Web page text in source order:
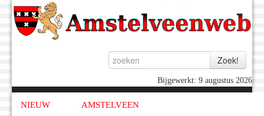
Bijgewerkt: 9 augustus 2026
NIEUW AMSTELVEEN